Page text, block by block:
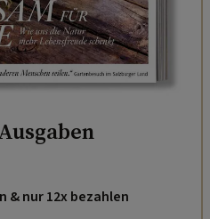
& nur 12x bezahlen